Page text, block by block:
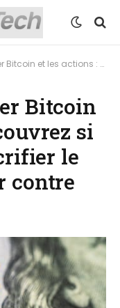
elle est prête à sacrifier le Bitcoin pour lutter contre l’inflation !
Bitcoin
si
le
contre